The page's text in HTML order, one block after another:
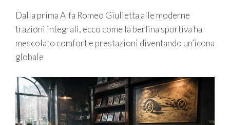
Dalla prima Alfa Romeo Giulietta alle moderne
trazioni integrali, ecco come la berlina sportiva ha
mescolato comfort e prestazioni diventando un’icona
globale